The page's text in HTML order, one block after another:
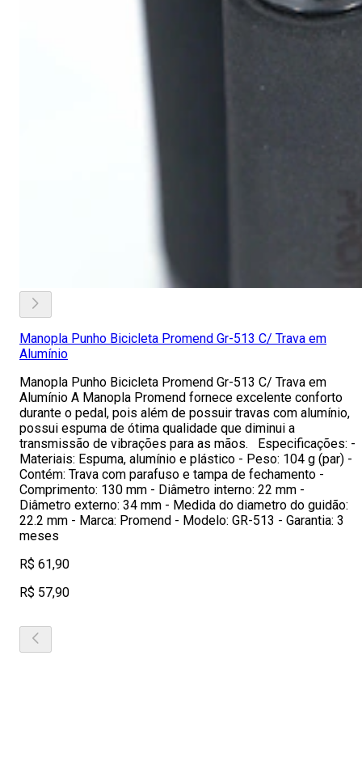
Manopla Punho Bicicleta Promend Gr-513 C/ Trava em
Alumínio
Manopla Punho Bicicleta Promend Gr-513 C/ Trava em
Alumínio A Manopla Promend fornece excelente conforto
durante o pedal, pois além de possuir travas com alumínio,
possui espuma de ótima qualidade que diminui a
transmissão de vibrações para as mãos. Especificações: -
Materiais: Espuma, alumínio e plástico - Peso: 104 g (par) -
Contém: Trava com parafuso e tampa de fechamento -
Comprimento: 130 mm - Diâmetro interno: 22 mm -
Diâmetro externo: 34 mm - Medida do diametro do guidão:
22.2 mm - Marca: Promend - Modelo: GR-513 - Garantia: 3
meses
R$ 61,90
R$ 57,90